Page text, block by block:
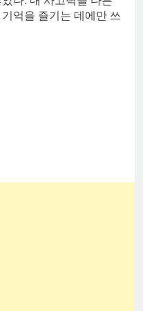
억을 즐기는 데에만 쓰